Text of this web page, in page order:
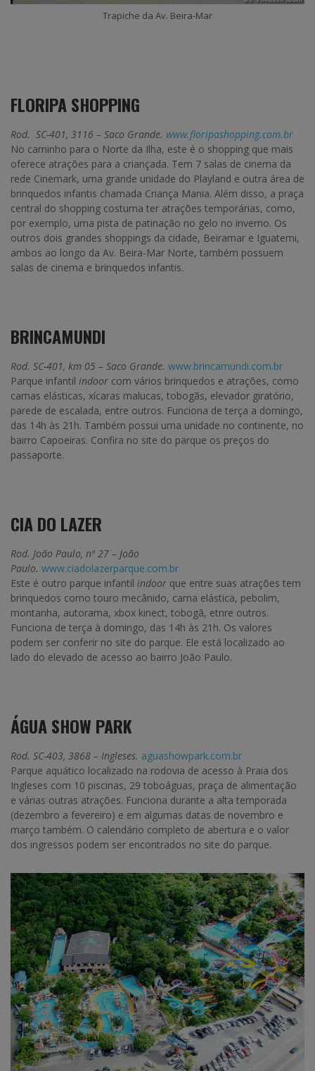
Trapiche da Av. Beira-Mar
FLORIPA SHOPPING
Rod. SC-401, 3116 – Saco Grande. www.floripashopping.com.br
No caminho para o Norte da Ilha, este é o shopping que mais
oferece atrações para a criançada. Tem 7 salas de cinema da
rede Cinemark, uma grande unidade do Playland e outra área de
brinquedos infantis chamada Criança Mania. Além disso, a praça
central do shopping costuma ter atrações temporárias, como,
por exemplo, uma pista de patinação no gelo no inverno. Os
outros dois grandes shoppings da cidade, Beiramar e Iguatemi,
ambos ao longo da Av. Beira-Mar Norte, também possuem
salas de cinema e brinquedos infantis.
BRINCAMUNDI
Rod. SC-401, km 05 – Saco Grande. www.brincamundi.com.br
Parque infantil indoor com vários brinquedos e atrações, como
camas elásticas, xícaras malucas, tobogãs, elevador giratório,
parede de escalada, entre outros. Funciona de terça a domingo,
das 14h às 21h. Também possui uma unidade no continente, no
bairro Capoeiras. Confira no site do parque os preços do
passaporte.
CIA DO LAZER
Rod. João Paulo, nº 27 – João
Paulo. www.ciadolazerparque.com.br
Este é outro parque infantil indoor que entre suas atrações tem
brinquedos como touro mecânido, cama elástica, pebolim,
montanha, autorama, xbox kinect, tobogã, etnre outros.
Funciona de terça à domingo, das 14h às 21h. Os valores
podem ser conferir no site do parque. Ele está localizado ao
lado do elevado de acesso ao bairro João Paulo.
ÁGUA SHOW PARK
Rod. SC-403, 3868 – Ingleses. aguashowpark.com.br
Parque aquático localizado na rodovia de acesso à Praia dos
Ingleses com 10 piscinas, 29 toboáguas, praça de alimentação
e várias outras atrações. Funciona durante a alta temporada
(dezembro a fevereiro) e em algumas datas de novembro e
março também. O calendário completo de abertura e o valor
dos ingressos podem ser encontrados no site do parque.